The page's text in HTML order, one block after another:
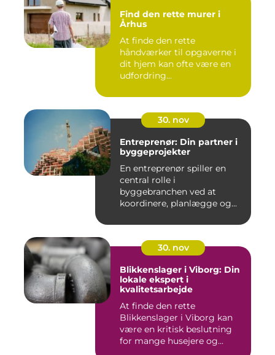
Find den rette murer i
Århus
At finde den rette
håndværker til opgaverne i
dit hjem kan ofte være en
udfordring...
30. nov
Entreprenør: Din partner i
byggeprojekter
En entreprenør spiller en
central rolle i
byggebranchen ved at
koordinere, planlægge og...
30. nov
Blikkenslager i Viborg: Din
lokale ekspert i
kvalitetsarbejde
At finde den rette
Blikkenslager i Viborg kan
være en kritisk beslutning
for mange husejere og...